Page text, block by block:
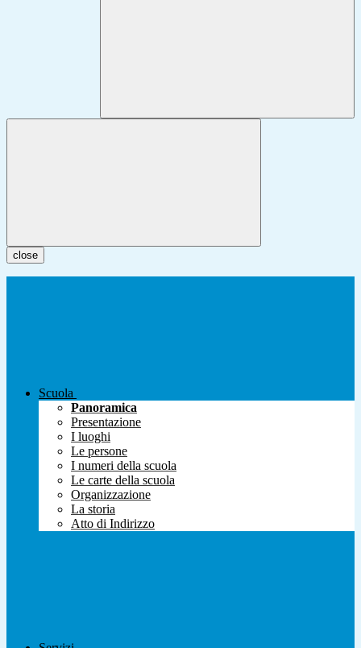
close
Scuola
Panoramica
Presentazione
I luoghi
Le persone
I numeri della scuola
Le carte della scuola
Organizzazione
La storia
Atto di Indirizzo